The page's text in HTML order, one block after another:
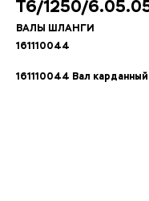
Т6/1250/
ВАЛЫ ШЛАНГИ
161110044
161110044 Вал